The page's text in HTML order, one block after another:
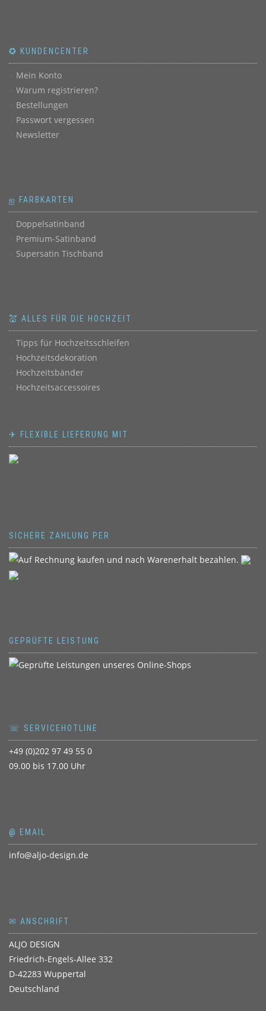
✪ KUNDENCENTER
Mein Konto
Warum registrieren?
Bestellungen
Passwort vergessen
Newsletter
ஐ FARBKARTEN
Doppelsatinband
Premium-Satinband
Supersatin Tischband
💒 ALLES FÜR DIE HOCHZEIT
Tipps für Hochzeitsschleifen
Hochzeitsdekoration
Hochzeitsbänder
Hochzeitsaccessoires
✈ FLEXIBLE LIEFERUNG MIT
SICHERE ZAHLUNG PER
GEPRÜFTE LEISTUNG
☏ SERVICEHOTLINE
+49 (0)202 97 49 55 0
09.00 bis 17.00 Uhr
@ EMAIL
info@aljo-design.de
✉ ANSCHRIFT
ALJO DESIGN
Friedrich-Engels-Allee 332
D-42283 Wuppertal
Deutschland